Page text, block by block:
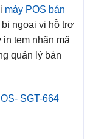
máy POS bán
ngoại vi hỗ trợ
in tem nhãn mã
quản lý bán
SGT-664